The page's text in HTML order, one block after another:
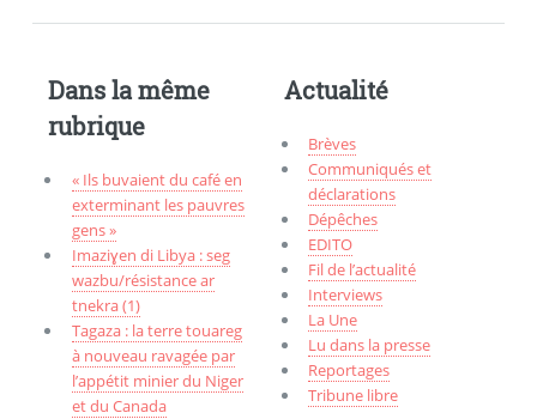
Dans la même
rubrique
« Ils buvaient du café en
exterminant les pauvres
gens »
Imaziɣen di Libya : seg
wazbu/résistance ar
tnekra (1)
Tagaza : la terre touareg
à nouveau ravagée par
l’appétit minier du Niger
et du Canada
Actualité
Brèves
Communiqués et
déclarations
Dépêches
EDITO
Fil de l’actualité
Interviews
La Une
Lu dans la presse
Reportages
Tribune libre